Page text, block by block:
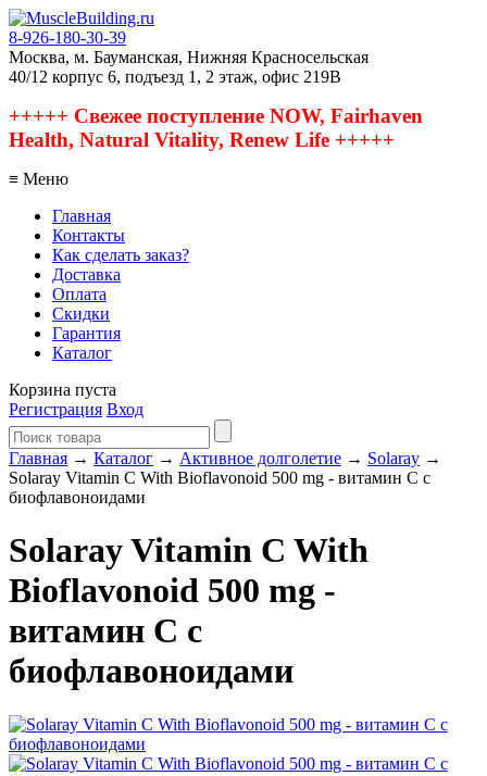
8-926-180-30-39
Москва, м. Бауманская, Нижняя Красносельская
40/12 корпус 6, подъезд 1, 2 этаж, офис 219В
+++++ Свежее поступление NOW, Fairhaven
Health, Natural Vitality, Renew Life +++++
≡ Меню
Главная
Контакты
Как сделать заказ?
Доставка
Оплата
Скидки
Гарантия
Каталог
Корзина пуста
Регистрация Вход
Главная → Каталог → Активное долголетие → Solaray →
Solaray Vitamin C With Bioflavonoid 500 mg - витамин С с
биофлавоноидами
Solaray Vitamin C With
Bioflavonoid 500 mg -
витамин С с
биофлавоноидами